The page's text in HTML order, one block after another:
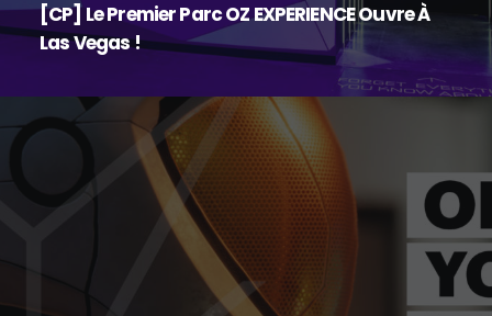
[CP] Le Premier Parc OZ EXPERIENCE Ouvre À
Las Vegas !